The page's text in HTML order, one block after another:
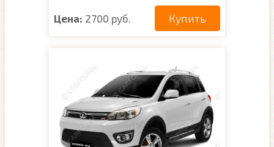
Цена: 2700 руб. Купить